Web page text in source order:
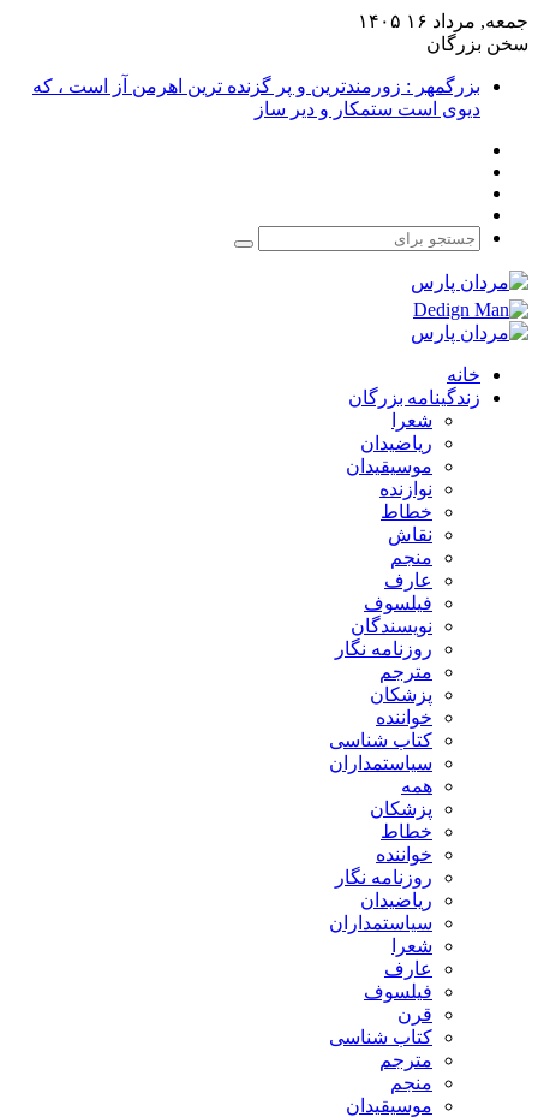
جمعه, مرداد ۱۶ ۱۴۰۵
سخن بزرگان
بزرگمهر : زورمندترین و پر گزنده ترین اهرمن آز است ، که
دیوی است ستمکار و دیر ساز
جستجو
خانه
زندگینامه بزرگان
شعرا
ریاضیدان
موسیقیدان
نوازنده
خطاط
نقاش
منجم
عارف
فیلسوف
نویسندگان
روزنامه نگار
مترجم
پزشکان
خواننده
کتاب شناسی
سیاستمداران
همه
پزشکان
خطاط
خواننده
روزنامه نگار
ریاضیدان
سیاستمداران
شعرا
عارف
فیلسوف
قرن
کتاب شناسی
مترجم
منجم
موسیقیدان